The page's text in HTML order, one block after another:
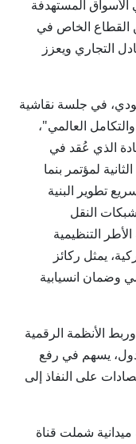
الأسواق المستهدفة
القطاع الخاص في
التجاري ويعزز
في جلسة نقاشية
العالمي"،
الذي عُقد في
لمؤتمر بنما
أن تسريع تطوير البنية
النقل
التنظيمية
يمثل ركائز
وضمان انسيابية
وربط الأنظمة الرقمية
يسهم في رفع
على النفاذ إلى
ميدانية شملت قناة